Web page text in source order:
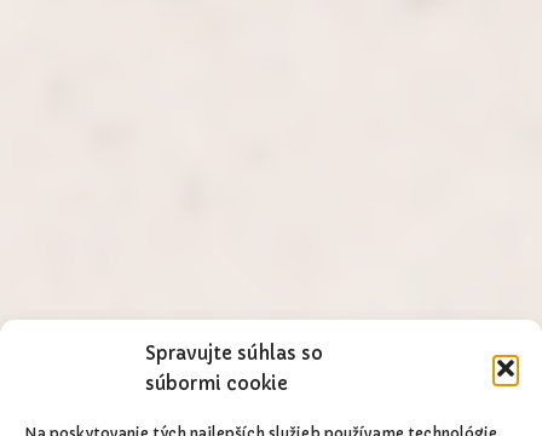
Spravujte súhlas so
súbormi cookie